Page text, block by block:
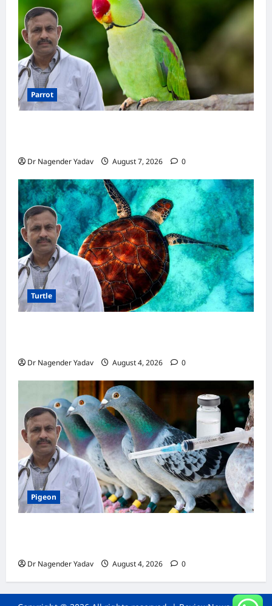
Parrot
Dr Nagender Yadav August 7, 2026 0
Turtle
Dr Nagender Yadav August 4, 2026 0
Pigeon
Dr Nagender Yadav August 4, 2026 0